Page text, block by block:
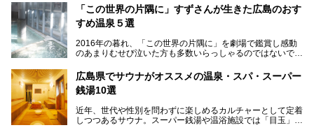
厳島神社と原爆ドームの2つの世界文化遺産があり、年間を
通して多数の観光客が訪れます。工業都市として栄えた呉市
や、坂の町・尾道市など、ゆっくり訪れたい町や観光スポッ
モン、全国にファンが多い広島風お好み焼きなどのグルメも
充実。
銭湯をご紹介します。
「この世界の片隅に」すずさんが生きた広島のおす
すめ温泉５選
2016年の暮れ、「この世界の片隅に」を劇場で鑑賞し感動
のあまりむせび泣いた方も多数いらっしゃるのではないでし
あの夏のヒロシマを生きた主人公すずさんの笑顔が、今もど
こかに輝きつづけていることをふと思い浮かべます。
そんな映画の舞台となった広島県呉市を中心に、広島のおす
広島県でサウナがオススメの温泉・スパ・スーパー
銭湯10選
近年、世代や性別を問わずに楽しめるカルチャーとして定着
しつつあるサウナ。スーパー銭湯や温浴施設では「目玉」と